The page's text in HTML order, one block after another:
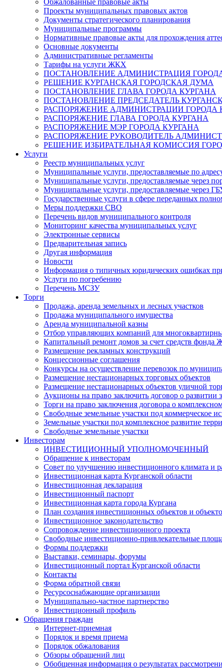
Обжалованные правовые акты
Проекты муниципальных правовых актов
Документы стратегического планирования
Муниципальные программы
Нормативные правовые акты для прохождения
Основные документы
Административные регламенты
Тарифы на услуги ЖКХ
ПОСТАНОВЛЕНИЕ АДМИНИСТРАЦИЯ
РЕШЕНИЕ КУРГАНСКАЯ ГОРОДСКАЯ ДУМА
ПОСТАНОВЛЕНИЕ ГЛАВА ГОРОДА КУРГАНА
ПОСТАНОВЛЕНИЕ ПРЕДСЕДАТЕЛЬ
РАСПОРЯЖЕНИЕ АДМИНИСТРАЦИИ ГОРОДА
РАСПОРЯЖЕНИЕ ГЛАВА ГОРОДА КУРГАНА
РАСПОРЯЖЕНИЕ МЭР ГОРОДА КУРГАНА
РАСПОРЯЖЕНИЕ РУКОВОДИТЕЛЬ
РЕШЕНИЕ ИЗБИРАТЕЛЬНАЯ КОМИССИЯ
Услуги
Реестр муниципальных услуг
Муниципальные услуги, предоставляемые по
Муниципальные услуги, предоставляемые через
Муниципальные услуги, предоставляемые через
Государственные услуги в сфере переданных
Меры поддержки СВО
Перечень видов муниципального контроля
Мониторинг качества муниципальных услуг
Электронные сервисы
Предварительная запись
Другая информация
Новости
Информация о типичных юридических ошибках
Услуги по погребению
Перечень МСЗУ
Торги
Продажа, аренда земельных и лесных участков
Продажа муниципального имущества
Аренда муниципальной казны
Отбор управляющих компаний для
Капитальный ремонт домов за счет средств
Размещение рекламных конструкций
Концессионные соглашения
Конкурсы на осуществление перевозок по
Размещение нестационарных торговых объектов
Размещение нестационарных объектов уличной
Аукционы на право заключить договор о развитии
Торги на право заключения договора о
Свободные земельные участки под коммерческое
Земельные участки под комплексное развитие
Свободные земельные участки
Инвесторам
ИНВЕСТИЦИОННЫЙ УПОЛНОМОЧЕННЫЙ
Обращение к инвесторам
Совет по улучшению инвестиционного климата и
Инвестиционная карта Курганской области
Инвестиционная декларация
Инвестиционный паспорт
Инвестиционная карта города Кургана
План создания инвестиционных объектов и
Инвестиционное законодательство
Сопровождение инвестиционного проекта
Свободные инвестиционно-привлекательные
Формы поддержки
Выставки, семинары, форумы
Инвестиционный портал Курганской области
Контакты
Форма обратной связи
Ресурсоснабжающие организации
Муниципально-частное партнерство
Инвестиционный профиль
Обращения граждан
Интернет-приемная
Порядок и время приема
Порядок обжалования
Обзоры обращений лиц
Обобщенная информация о результатах